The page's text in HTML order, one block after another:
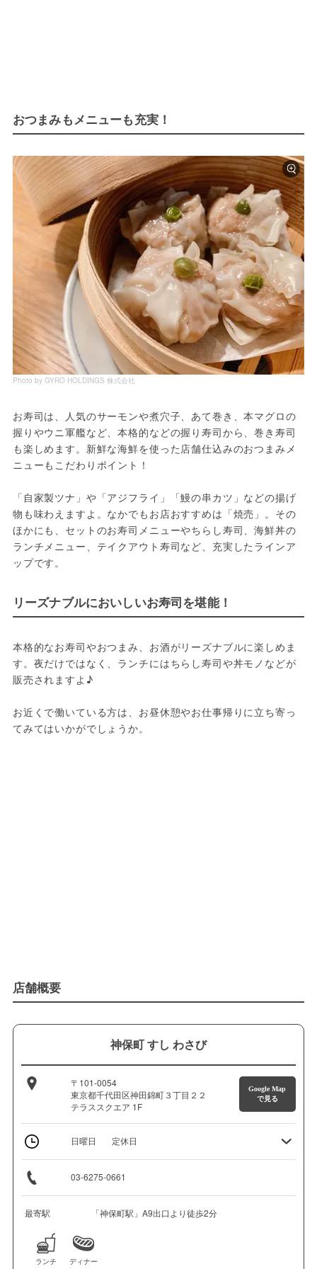
おつまみもメニューも充実！
Photo by GYRO HOLDINGS 株式会社
お寿司は、人気のサーモンや煮穴子、あて巻き、本マグロの
握りやウニ軍艦など、本格的などの握り寿司から、巻き寿司
も楽しめます。新鮮な海鮮を使った店舗仕込みのおつまみメ
ニューもこだわりポイント！
「自家製ツナ」や「アジフライ」「鰻の串カツ」などの揚げ
物も味わえますよ。なかでもお店おすすめは「焼売」。その
ほかにも、セットのお寿司メニューやちらし寿司、海鮮丼の
ランチメニュー、テイクアウト寿司など、充実したラインア
ップです。
リーズナブルにおいしいお寿司を堪能！
本格的なお寿司やおつまみ、お酒がリーズナブルに楽しめま
す。夜だけではなく、ランチにはちらし寿司や丼モノなどが
販売されますよ♪
お近くで働いている方は、お昼休憩やお仕事帰りに立ち寄っ
てみてはいかがでしょうか。
店舗概要
神保町 すし わさび
〒101-0054
東京都千代田区神田錦町３丁目２２
テラススクエア 1F
Google Map
で見る
日曜日 定休日
03-6275-0661
最寄駅 「神保町駅」A9出口より徒歩2分
ランチ ディナー